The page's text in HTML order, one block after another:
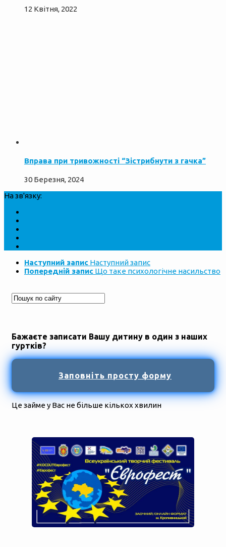
12 Квітня, 2022
Вправа при тривожності “Зістрибнути з гачка”
30 Березня, 2024
На зв'язку:
Наступний запис Наступний запис
Попередній запис Що таке психологічне насильство
Бажаєте записати Вашу дитину в один з наших
гуртків?
Заповніть просту форму
Це займе у Вас не більше кількох хвилин